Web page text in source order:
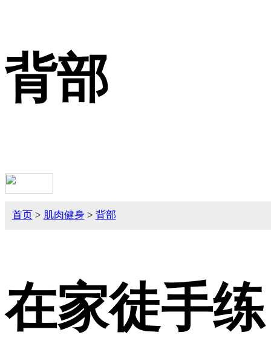
背部
首页 > 肌肉健身 > 背部
在家徒手练